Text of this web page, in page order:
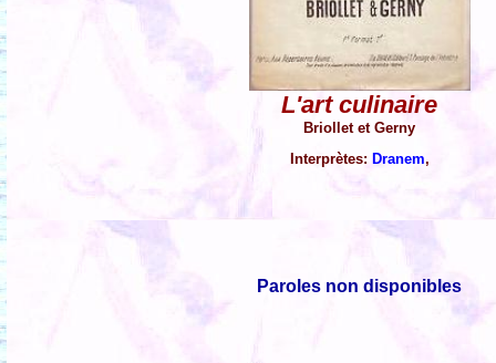
L'art culinaire
Briollet et Gerny
Interprètes: Dranem,
Paroles non disponibles